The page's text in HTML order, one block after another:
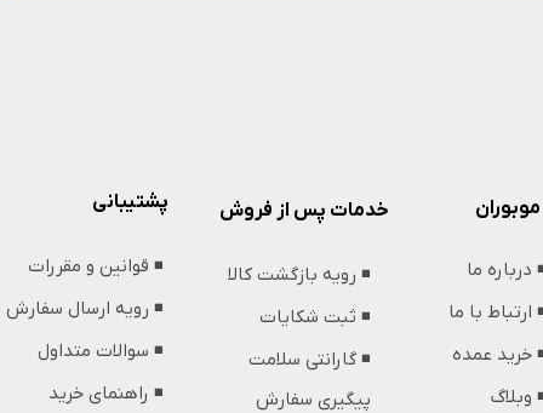
پشتیبانی
◾️ قوانین و مقررات
◾️ رویه ارسال سفارش
◾️ سوالات متداول
◾️ راهنمای خرید
موبوران
درباره ما
ارتباط با ما
خرید عمده
وبلاگ
خدمات پس از فروش
◾️ رویه بازگشت کالا
◾️ ثبت شکایات
◾️ گارانتی سلامت
پیگیری سفارش